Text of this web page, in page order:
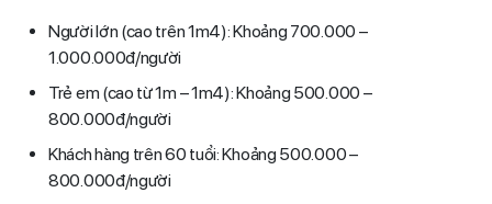
Người lớn (cao trên 1m4): Khoảng 700.000 –
1.000.000đ/người
Trẻ em (cao từ 1m – 1m4): Khoảng 500.000 –
800.000đ/người
Khách hàng trên 60 tuổi: Khoảng 500.000 –
800.000đ/người